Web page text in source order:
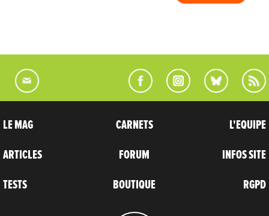
LE MAG
ARTICLES
TESTS
CARNETS
FORUM
BOUTIQUE
L'EQUIPE
INFOS SITE
RGPD